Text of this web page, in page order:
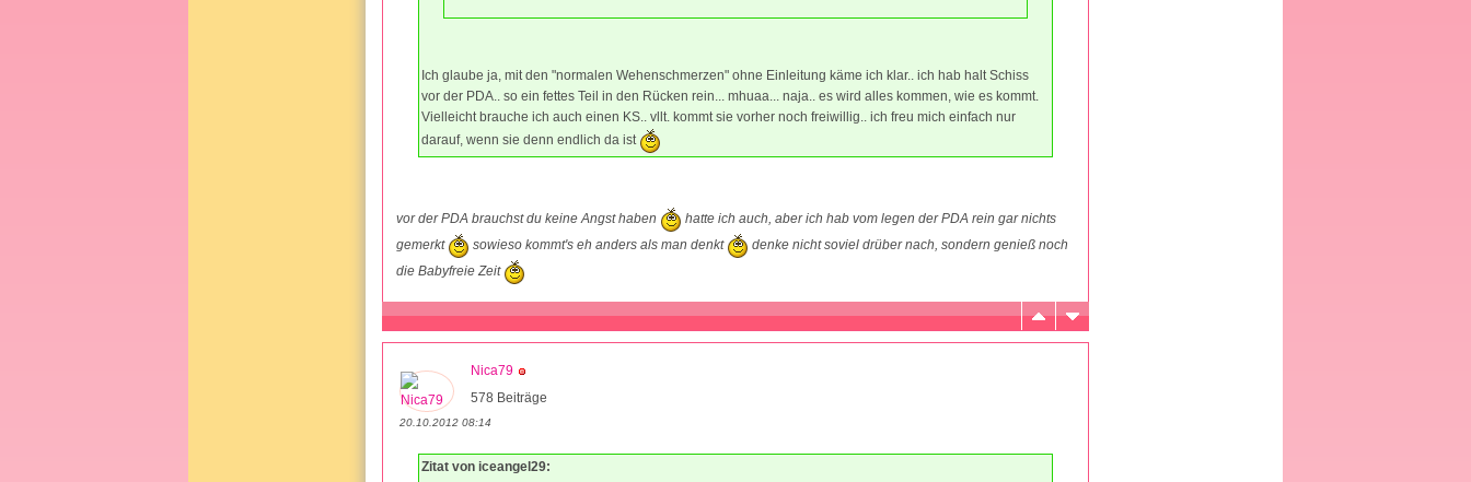
Ich glaube ja, mit den "normalen Wehenschmerzen" ohne Einleitung käme ich klar.. ich hab halt Schiss
vor der PDA.. so ein fettes Teil in den Rücken rein... mhuaa... naja.. es wird alles kommen, wie es kommt.
Vielleicht brauche ich auch einen KS.. vllt. kommt sie vorher noch freiwillig.. ich freu mich einfach nur
darauf, wenn sie denn endlich da ist
vor der PDA brauchst du keine Angst haben
hatte ich auch, aber ich hab vom legen der PDA rein gar nichts
gemerkt
sowieso kommt's eh anders als man denkt
denke nicht soviel drüber nach, sondern genieß noch
die Babyfreie Zeit
Nica79
578 Beiträge
20.10.2012 08:14
Zitat von iceangel29: